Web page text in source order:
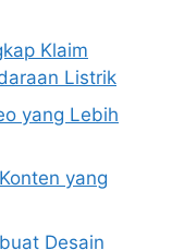
Klaim
Listrik
yang Lebih
yang
Desain